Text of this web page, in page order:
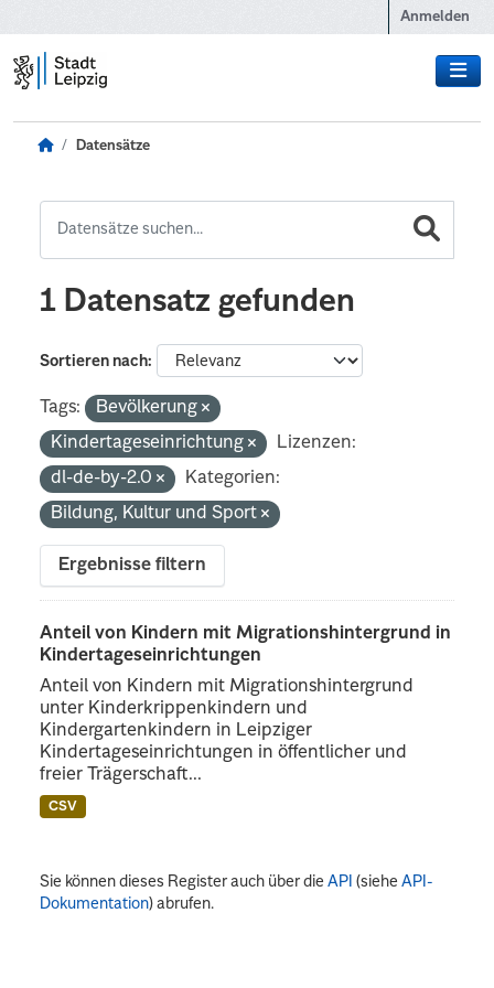
Anmelden
Datensätze
1 Datensatz gefunden
Sortieren nach
Tags:
Bevölkerung
Kindertageseinrichtung
Lizenzen:
dl-de-by-2.0
Kategorien:
Bildung, Kultur und Sport
Ergebnisse filtern
Anteil von Kindern mit Migrationshintergrund in
Kindertageseinrichtungen
Anteil von Kindern mit Migrationshintergrund
unter Kinderkrippenkindern und
Kindergartenkindern in Leipziger
Kindertageseinrichtungen in öffentlicher und
freier Trägerschaft...
CSV
Sie können dieses Register auch über dieAPI (sieheAPI-
Dokumentation) abrufen.